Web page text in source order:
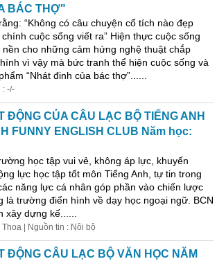
BÁC THỢ"
“Không có câu chuyện cổ tích nào đẹp
cuộc sống viết ra” Hiện thực cuộc sống
cho những cảm hứng nghệ thuật chắp
vì vậy mà bức tranh thể hiện cuộc sống và
“Nhát đinh của bác thợ”......
: -/-
ĐỘNG CỦA CÂU LẠC BỘ TIẾNG ANH
FUNNY ENGLISH CLUB Năm học:
học tập vui vẻ, không áp lực, khuyến
lực học tập tốt môn Tiếng Anh, tự tin trong
năng lực cá nhân góp phần vào chiến lược
là trường điển hình về dạy học ngoại ngữ. BCN
xây dựng kế......
| Nguồn tin : Nôi bộ
ĐỘNG CÂU LẠC BỘ VĂN HỌC NĂM